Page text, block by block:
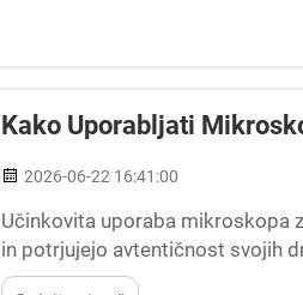
Kako Uporabljati
2026-06-22 16:41:00
Učinkovita uporaba mikroskopa
in potrjujejo avtentičnost svojih
razkrije zapletene podrobnosti,